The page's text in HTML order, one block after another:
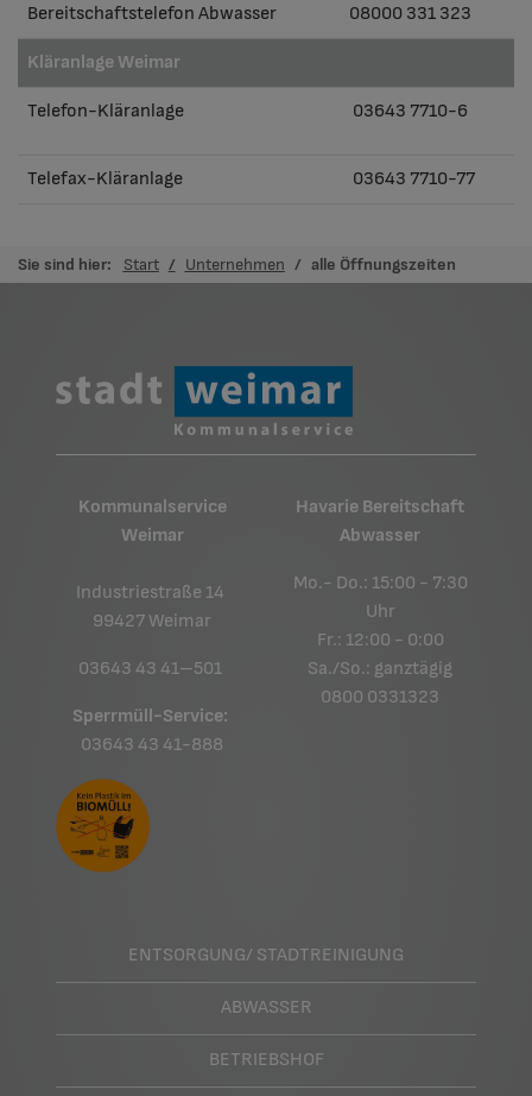
Bereitschaftstelefon Abwasser 08000 331 323
Kläranlage Weimar
Telefon-Kläranlage 03643 7710-6
Telefax-Kläranlage 03643 7710-77
Sie sind hier: Start Unternehmen alle Öffnungszeiten
Kommunalservice
Weimar
Industriestraße 14
99427 Weimar
03643 43 41–501
Sperrmüll-Service:
03643 43 41-888
Havarie Bereitschaft
Abwasser
Mo.- Do.: 15:00 - 7:30
Uhr
Fr.: 12:00 - 0:00
Sa./So.: ganztägig
0800 0331323
ENTSORGUNG/ STADTREINIGUNG
ABWASSER
BETRIEBSHOF